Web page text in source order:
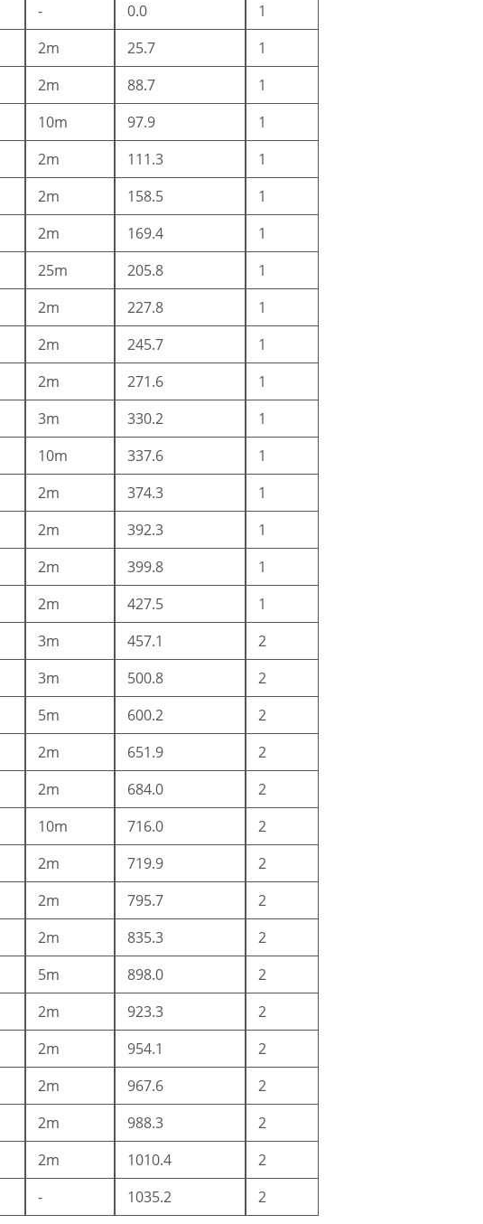
- 0.0
1
2m 25.7
1
2m 88.7
1
10m 97.9
1
2m 111.3
1
2m 158.5
1
2m 169.4
1
25m 205.8
1
2m 227.8
1
2m 245.7
1
2m 271.6
1
3m 330.2
1
10m 337.6
1
2m 374.3
1
2m 392.3
1
2m 399.8
1
2m 427.5
1
3m 457.1
2
3m 500.8
2
5m 600.2
2
2m 651.9
2
2m 684.0
2
10m 716.0
2
2m 719.9
2
2m 795.7
2
2m 835.3
2
5m 898.0
2
2m 923.3
2
2m 954.1
2
2m 967.6
2
2m 988.3
2
2m 1010.4
2
- 1035.2 2